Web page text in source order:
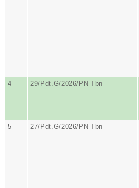
4 29/Pdt.G/2026/PN Tbn
5 27/Pdt.G/2026/PN Tbn